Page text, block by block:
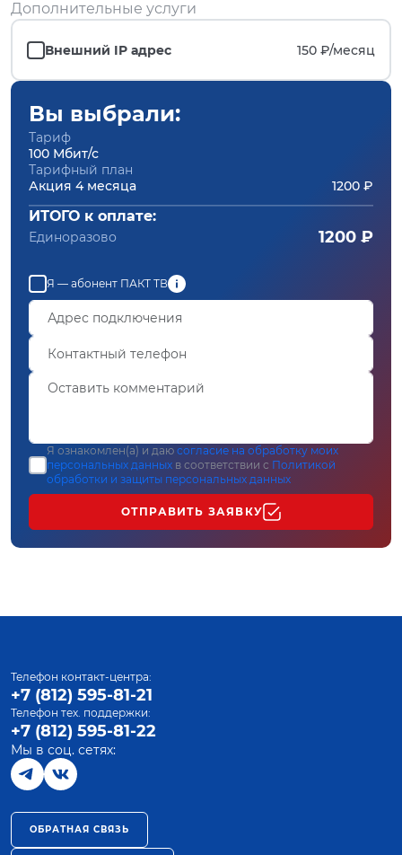
Дополнительные услуги
Внешний IP адрес 150 ₽/месяц
Вы выбрали:
Тариф
100 Мбит/с
Тарифный план
Акция 4 месяца
1200 ₽
ИТОГО к оплате:
Единоразово 1200 ₽
Я — абонент ПАКТ ТВ
Я ознакомлен(а) и даю согласие на обработку моих
персональных данных в соответствии с Политикой
обработки и защиты персональных данных
ОТПРАВИТЬ ЗАЯВКУ
Телефон контакт-центра:
+7 (812) 595-81-21
Телефон тех. поддержки:
+7 (812) 595-81-22
Мы в соц. сетях:
ОБРАТНАЯ СВЯЗЬ